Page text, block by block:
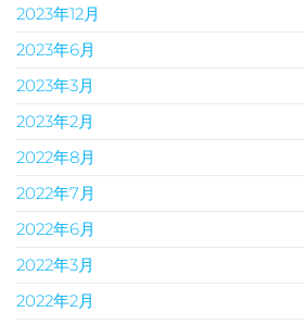
2023年12月
2023年6月
2023年3月
2023年2月
2022年8月
2022年7月
2022年6月
2022年3月
2022年2月